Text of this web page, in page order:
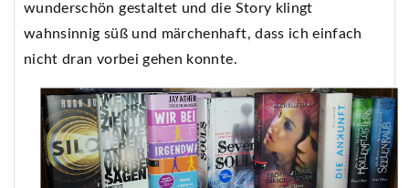
wunderschön gestaltet und die Story klingt
wahnsinnig süß und märchenhaft, dass ich einfach
nicht dran vorbei gehen konnte.